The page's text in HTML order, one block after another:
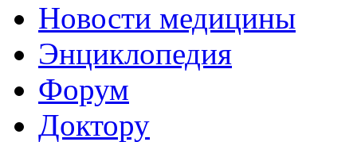
Новости медицины
Энциклопедия
Форум
Доктору